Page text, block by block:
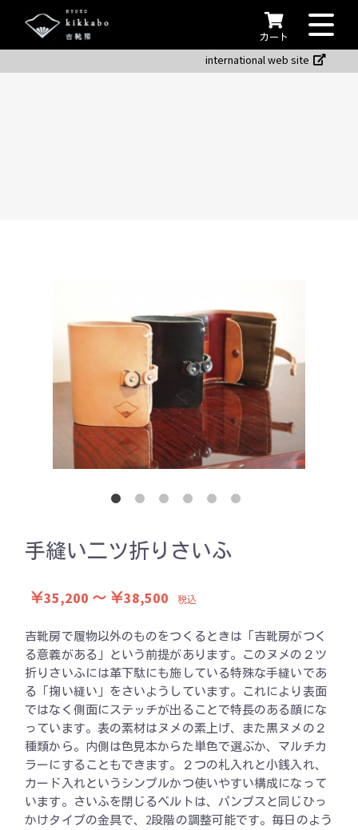
カート
international web site
手縫い二ツ折りさいふ
￥35,200 ～ ￥38,500 税込
吉靴房で履物以外のものをつくるときは「吉靴房がつく
る意義がある」という前提があります。このヌメの２ツ
折りさいふには革下駄にも施している特殊な手縫いであ
る「掬い縫い」をさいようしています。これにより表面
ではなく側面にステッチが出ることで特長のある顔にな
っています。表の素材はヌメの素上げ、また黒ヌメの２
種類から。内側は色見本からた単色で選ぶか、マルチカ
ラーにすることもできます。２つの札入れと小銭入れ、
カード入れというシンプルかつ使いやすい構成になって
います。さいふを閉じるベルトは、パンプスと同じひっ
かけタイプの金具で、2段階の調整可能です。毎日のよう